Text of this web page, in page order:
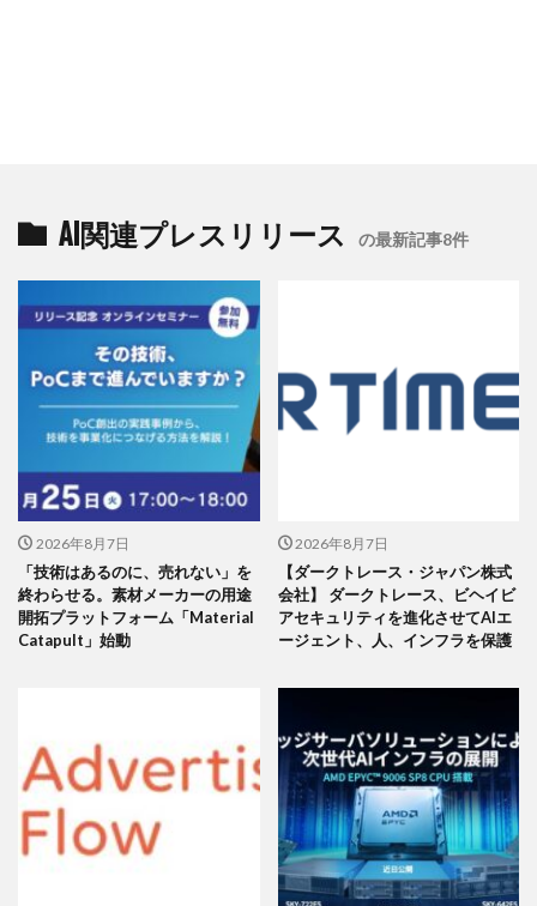
AI関連プレスリリース の最新記事8件
2026年8月7日
「技術はあるのに、売れない」を
終わらせる。素材メーカーの用途
開拓プラットフォーム「Material
Catapult」始動
2026年8月7日
【ダークトレース・ジャパン株式
会社】 ダークトレース、ビヘイビ
アセキュリティを進化させてAIエ
ージェント、人、インフラを保護